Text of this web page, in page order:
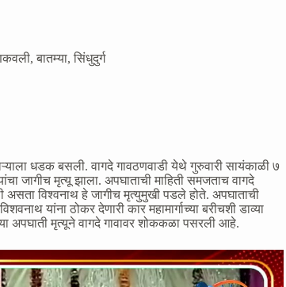
, बातम्या, सिंधुदुर्ग
धडक बसली. वागदे गावठणवाडी येथे गुरुवारी सायंकाळी ७
जागीच मृत्यू झाला. अपघाताची माहिती समजताच वागदे
असता विश्वनाथ हे जागीच मृत्युमुखी पडले होते. अपघाताची
यांना ठोकर देणारी कार महामार्गाच्या बरीचशी डाव्या
अपघाती मृत्यूने वागदे गावावर शोककळा पसरली आहे.